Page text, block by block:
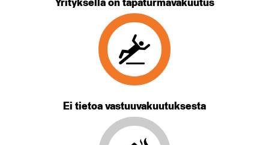
Yrityksellä on tapaturmavakuutus
Ei tietoa vastuuvakuutuksesta